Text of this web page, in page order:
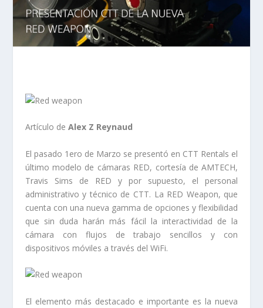
Artículo de Alex Z Reynaud
El pasado 1ero de Marzo se presentó en CTT Rentals el
último modelo de cámaras RED, cortesía de AMTECH,
Travis Sims de RED y por supuesto, el personal
administrativo y técnico de CTT. La RED Weapon, que
cuenta con una nueva gamma de opciones y flexibilidad
que sin duda harán más fácil la interactividad de la
cámara con flujos de trabajo sencillos y con
dispositivos móviles a través del WiFi.
El elemento más destacado e importante es la nueva